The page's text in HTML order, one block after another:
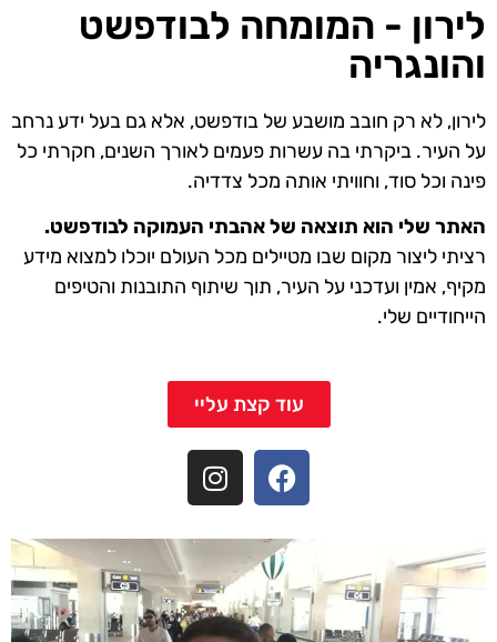
לירון - המומחה לבודפשט
והונגריה
לירון, לא רק חובב מושבע של בודפשט, אלא גם בעל ידע נרחב
על העיר. ביקרתי בה עשרות פעמים לאורך השנים, חקרתי כל
פינה וכל סוד, וחוויתי אותה מכל צדדיה.
האתר שלי הוא תוצאה של אהבתי העמוקה לבודפשט.
רציתי ליצור מקום שבו מטיילים מכל העולם יוכלו למצוא מידע
מקיף, אמין ועדכני על העיר, תוך שיתוף התובנות והטיפים
הייחודיים שלי.
עוד קצת עליי